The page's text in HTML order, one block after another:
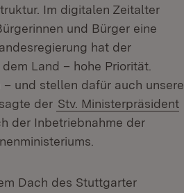
Im digitalen Zeitalter
und Bürger eine
hat der
Land – hohe Priorität.
und stellen dafür auch unsere
der Stv. Ministerpräsident
der Inbetriebnahme der
Dach des Stuttgarter